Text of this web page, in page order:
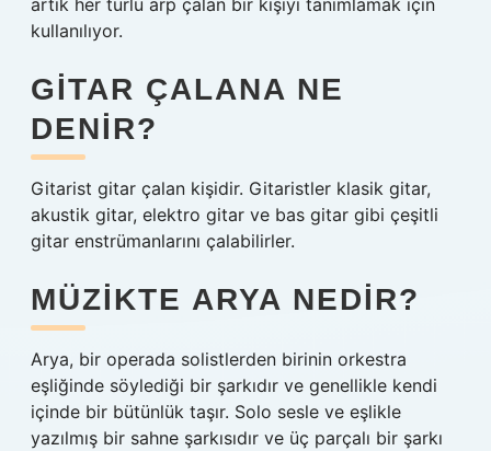
artık her türlü arp çalan bir kişiyi tanımlamak için
kullanılıyor.
GITAR ÇALANA NE
DENIR?
Gitarist gitar çalan kişidir. Gitaristler klasik gitar,
akustik gitar, elektro gitar ve bas gitar gibi çeşitli
gitar enstrümanlarını çalabilirler.
MÜZIKTE ARYA NEDIR?
Arya, bir operada solistlerden birinin orkestra
eşliğinde söylediği bir şarkıdır ve genellikle kendi
içinde bir bütünlük taşır. Solo sesle ve eşlikle
yazılmış bir sahne şarkısıdır ve üç parçalı bir şarkı